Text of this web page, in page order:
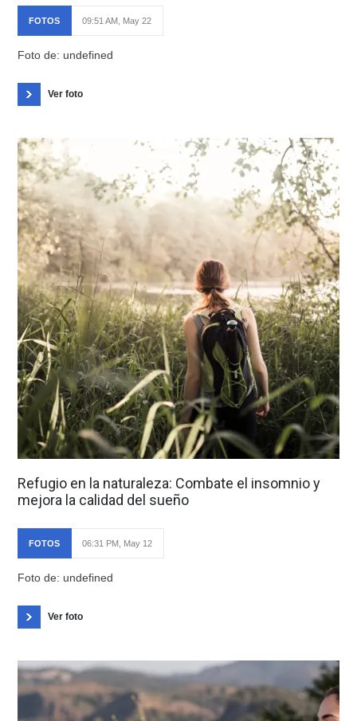
FOTOS 09:51 AM, May 22
Foto de: undefined
Ver foto
Refugio en la naturaleza: Combate el insomnio y
mejora la calidad del sueño
FOTOS 06:31 PM, May 12
Foto de: undefined
Ver foto